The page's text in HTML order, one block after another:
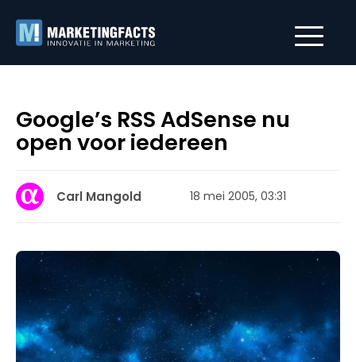
Google’s RSS AdSense nu
open voor iedereen
Carl Mangold 18 mei 2005, 03:31